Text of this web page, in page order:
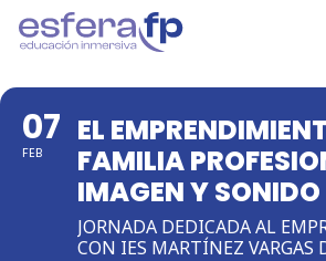
07
FEB
EL
FAMILIA
IMAGEN Y SONIDO
JORNADA DEDICADA AL
CON IES MARTÍNEZ VARGAS